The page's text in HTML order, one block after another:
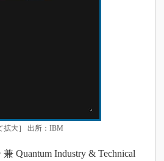
拡大］ 出所：IBM
Quantum Industry & Technical